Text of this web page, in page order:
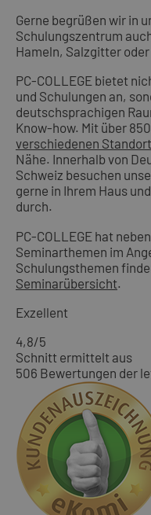
Gerne begrüßen wir in
Schulungszentrum
Hameln, Salzgitter
PC-COLLEGE bietet
und Schulungen an,
deutschsprachigen
Know-how. Mit über 850
verschiedenen
Nähe. Innerhalb von
Schweiz besuchen
gerne in Ihrem Haus
durch.
PC-COLLEGE hat
Seminarthemen im
Schulungsthemen
Seminarübersicht.
Exzellent
4,8/5
Schnitt ermittelt aus
506 Bewertungen der